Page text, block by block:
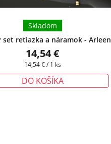
set retiazka a náramok - Arleen
Skladom
14,54 €
Jednotková
14,54 € / 1 ks
DO KOŠÍKA